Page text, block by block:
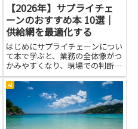
【2026年】サプライチェ
ーンのおすすめ本 10選｜
供給網を最適化する
はじめにサプライチェーンについ
て本で学ぶと、業務の全体像がつ
かみやすくなり、現場での判断力
が高まります。物流や調達、在庫
管理、需要予測といった個別領域
の知識がつながることで、部署間
の連携がスムーズになり、問題の
原因を見つけやすくなります。
供...
AI